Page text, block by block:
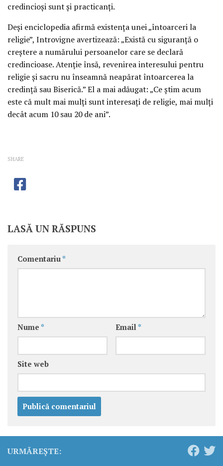
credincioşi sunt şi practicanţi.
Deşi enciclopedia afirmă existenţa unei „întoarceri la
religie”, Introvigne avertizează: „Există cu siguranţă o
creştere a numărului persoanelor care se declară
credincioase. Atenţie însă, revenirea interesului pentru
religie şi sacru nu înseamnă neapărat întoarcerea la
credinţă sau Biserică.” El a mai adăugat: „Ce ştim acum
este că mult mai mulţi sunt interesaţi de religie, mai mulţi
decât acum 10 sau 20 de ani”.
SHARE
LASĂ UN RĂSPUNS
Comentariu *
Nume * Email *
Site web
URMĂREȘTE: